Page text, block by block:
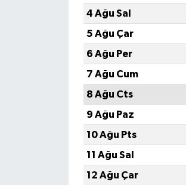
4 Ağu Sal
5 Ağu Çar
6 Ağu Per
7 Ağu Cum
8 Ağu Cts
9 Ağu Paz
10 Ağu Pts
11 Ağu Sal
12 Ağu Çar